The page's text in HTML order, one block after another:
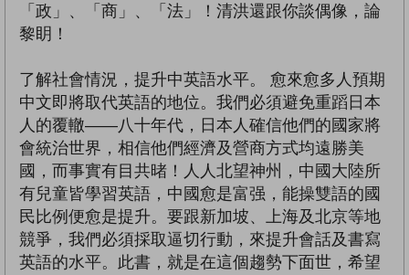
「政」、「商」、「法」！清洪還跟你談偶像，論
黎眀！
了解社會情況，提升中英語水平。 愈來愈多人預期
中文即將取代英語的地位。我們必須避免重蹈日本
人的覆轍——八十年代，日本人確信他們的國家將
會統治世界，相信他們經濟及營商方式均遠勝美
國，而事實有目共暏！人人北望神州，中國大陸所
有兒童皆學習英語，中國愈是富强，能操雙語的國
民比例便愈是提升。要跟新加坡、上海及北京等地
競爭，我們必須採取逼切行動，來提升會話及書寫
英語的水平。此書，就是在這個趨勢下面世，希望